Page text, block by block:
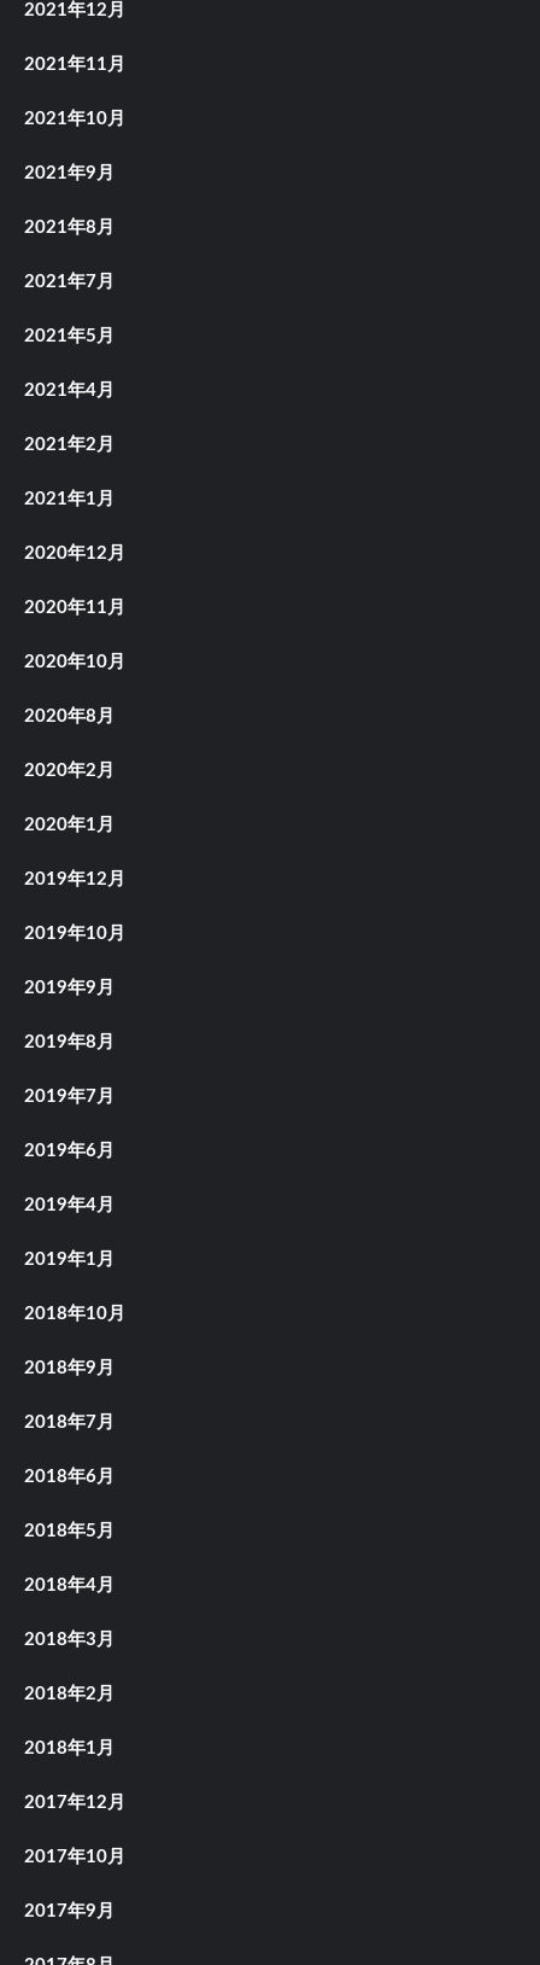
2021年12月
2021年11月
2021年10月
2021年9月
2021年8月
2021年7月
2021年5月
2021年4月
2021年2月
2021年1月
2020年12月
2020年11月
2020年10月
2020年8月
2020年2月
2020年1月
2019年12月
2019年10月
2019年9月
2019年8月
2019年7月
2019年6月
2019年4月
2019年1月
2018年10月
2018年9月
2018年7月
2018年6月
2018年5月
2018年4月
2018年3月
2018年2月
2018年1月
2017年12月
2017年10月
2017年9月